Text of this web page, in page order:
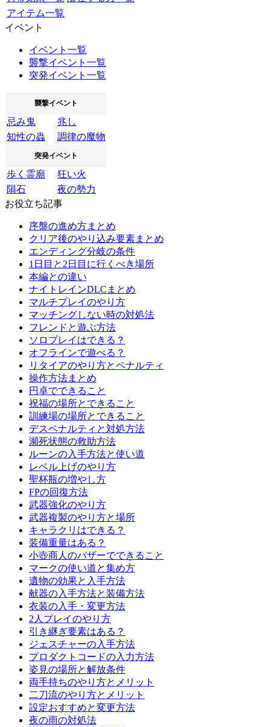
アイテム一覧
イベント
イベント一覧
襲撃イベント一覧
突発イベント一覧
襲撃イベント
忌み鬼
兆し
知性の蟲
調律の魔物
突発イベント
歩く霊廟
狂い火
隕石
夜の勢力
お役立ち記事
序盤の進め方まとめ
クリア後のやり込み要素まとめ
エンディング分岐の条件
1日目と2日目に行くべき場所
本編との違い
ナイトレインDLCまとめ
マルチプレイのやり方
マッチングしない時の対処法
フレンドと遊ぶ方法
ソロプレイはできる？
オフラインで遊べる？
リタイアのやり方とペナルティ
操作方法まとめ
円卓でできること
祝福の場所とできること
訓練場の場所とできること
デスペナルティと対処方法
瀕死状態の救助方法
ルーンの入手方法と使い道
レベル上げのやり方
聖杯瓶の増やし方
FPの回復方法
武器強化のやり方
武器複製のやり方と場所
キャラクリはできる？
装備重量はある？
小壺商人のバザーでできること
マークの使い道と集め方
遺物の効果と入手方法
献器の入手方法と装備方法
衣装の入手・変更方法
2人プレイのやり方
引き継ぎ要素はある？
ジェスチャーの入手方法
プロダクトコードの入力方法
姿見の場所と解放条件
両手持ちのやり方とメリット
二刀流のやり方とメリット
設定おすすめと変更方法
夜の雨の対処法